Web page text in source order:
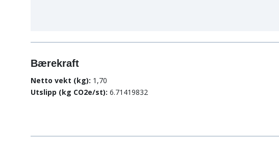
Bærekraft
Netto vekt (kg): 1,70
Utslipp (kg CO2e/st): 6.71419832